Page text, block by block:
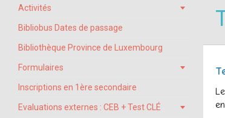
Activités
Bibliobus Dates de passage
Bibliothèque Province de Luxembourg
Formulaires
Inscriptions en 1ère secondaire
Evaluations externes : CEB + Test CLÉ